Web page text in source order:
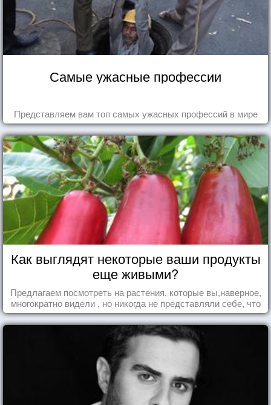
Самые ужасные профессии
Представляем вам топ самых ужасных профессий в мире
Как выглядят некоторые ваши продукты
еще живыми?
Предлагаем посмотреть на растения, которые вы,наверное,
многократно видели , но никогда не представляли себе, что
употребляете их в пищу.